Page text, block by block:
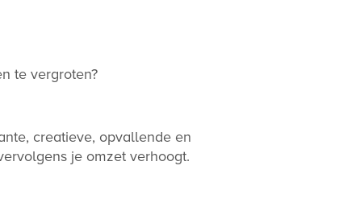
te vergroten?
creatieve, opvallende en
je omzet verhoogt.